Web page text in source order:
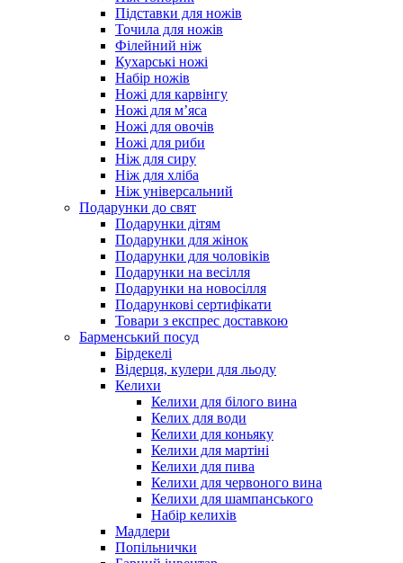
Підставки для ножів
Точила для ножів
Філейний ніж
Кухарські ножі
Набір ножів
Ножі для карвінгу
Ножі для м’яса
Ножі для овочів
Ножі для риби
Ніж для сиру
Ніж для хліба
Ніж універсальний
Подарунки до свят
Подарунки дітям
Подарунки для жінок
Подарунки для чоловіків
Подарунки на весілля
Подарунки на новосілля
Подарункові сертифікати
Товари з експрес доставкою
Барменський посуд
Бірдекелі
Відерця, кулери для льоду
Келихи
Келихи для білого вина
Келих для води
Келихи для коньяку
Келихи для мартіні
Келихи для пива
Келихи для червоного вина
Келихи для шампанського
Набір келихів
Мадлери
Попільнички